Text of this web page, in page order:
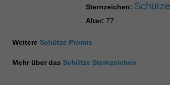
Sternzeichen: Schütze
Alter: 77
Weitere Schütze Promis
Mehr über das Schütze Sternzeichen